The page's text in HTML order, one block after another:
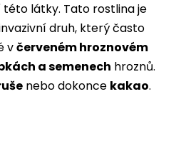
látky. Tato rostlina je
druh, který často
včerveném hroznovém
a semenech hroznů.
nebo dokonce kakao.